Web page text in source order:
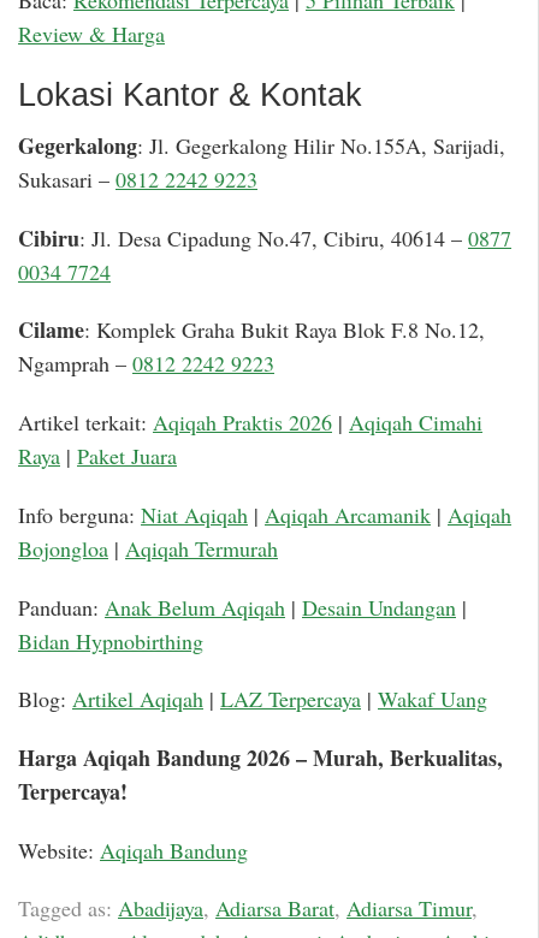
Review & Harga
Lokasi Kantor & Kontak
Gegerkalong: Jl. Gegerkalong Hilir No.155A, Sarijadi,
Sukasari – 0812 2242 9223
Cibiru: Jl. Desa Cipadung No.47, Cibiru, 40614 – 0877
0034 7724
Cilame: Komplek Graha Bukit Raya Blok F.8 No.12,
Ngamprah – 0812 2242 9223
Artikel terkait: Aqiqah Praktis 2026 | Aqiqah Cimahi
Raya | Paket Juara
Info berguna: Niat Aqiqah | Aqiqah Arcamanik | Aqiqah
Bojongloa | Aqiqah Termurah
Panduan: Anak Belum Aqiqah | Desain Undangan |
Bidan Hypnobirthing
Blog: Artikel Aqiqah | LAZ Terpercaya | Wakaf Uang
Harga Aqiqah Bandung 2026 – Murah, Berkualitas,
Terpercaya!
Website: Aqiqah Bandung
Tagged as: Abadijaya, Adiarsa Barat, Adiarsa Timur,